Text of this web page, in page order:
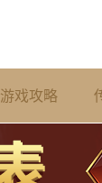
游戏攻略